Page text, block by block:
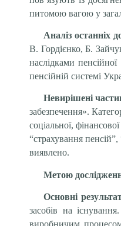
питомою вагою у
Аналіз останніх
В. Гордієнко, Б.
наслідками
пенсійній системі
Невирішені
забезпечення». К
соціальної,
“страхування
виявлено.
Метою
Основні
засобів на